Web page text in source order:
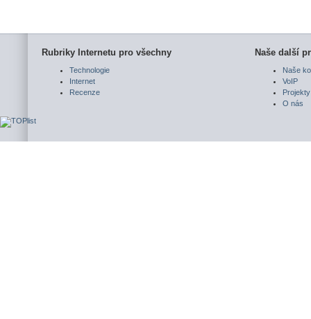
Rubriky Internetu pro všechny
Technologie
Internet
Recenze
Naše další
Naše
VoIP
Projekty
O nás